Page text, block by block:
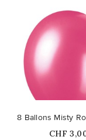
8 Ballons Misty
Prix
CHF